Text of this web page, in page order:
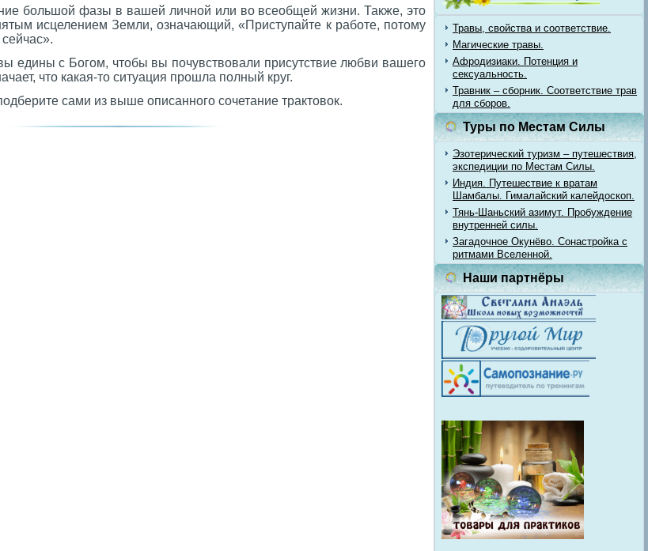
большой фазы в вашей личной или во всеобщей жизни. Также, это
исцелением Земли, означающий, «Приступайте к работе, потому
едины с Богом, чтобы вы почувствовали присутствие любви вашего
что какая-то ситуация прошла полный круг.
сами из выше описанного сочетание трактовок.
Травы, свойства и соответствие.
Магические травы.
Афродизиаки. Потенция и
сексуальность.
Травник – сборник. Соответствие трав
для сборов.
Туры по Местам Силы
Эзотерический туризм – путешествия,
экспедиции по Местам Силы.
Индия. Путешествие к вратам
Шамбалы. Гималайский калейдоскоп.
Тянь-Шаньский азимут. Пробуждение
внутренней силы.
Загадочное Окунёво. Сонастройка с
ритмами Вселенной.
Наши партнёры